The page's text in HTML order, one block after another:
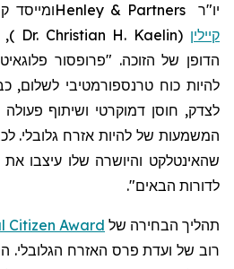
יו"ר Henley & Partnersומייסד
קיילין (
Dr. Christian H. Kaelin
)
,
הדופן של הזוכה. "פרופסור
להיות כוח טרנספורמטיבי לשלום,
לצדק, חוסן דמוקרטי ושיתוף
המשמעות של להיות אזרח גלובלי.
שהאינטלקט והיושרה שלו עיצבו
לדורות הבאים".
תהליך הבחירה של Citizen Award
רוב של ועדת פרס האזרח הגלובלי.